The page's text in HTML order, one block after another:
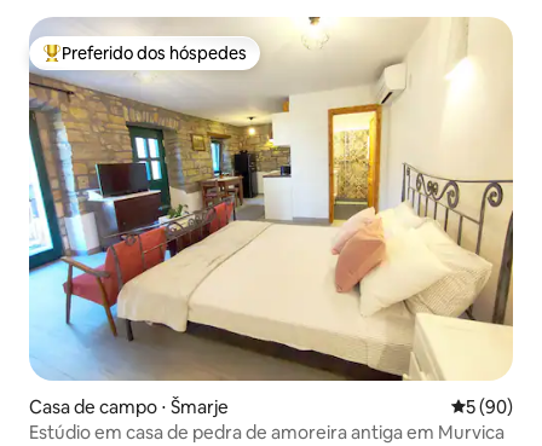
Entre os melhores preferidos dos hóspedes
Preferido dos hóspedes
Casa de campo ⋅ Šmarje 5 de uma
5 (90)
Estúdio em casa de pedra de amoreira antiga em Murvica